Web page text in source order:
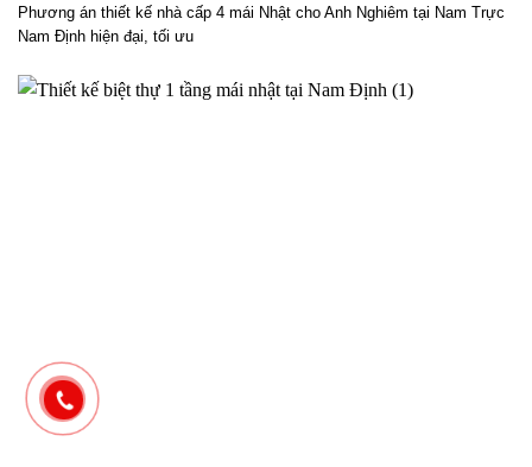
Phương án thiết kế nhà cấp 4 mái Nhật cho Anh Nghiêm tại Nam Trực
Nam Định hiện đại, tối ưu